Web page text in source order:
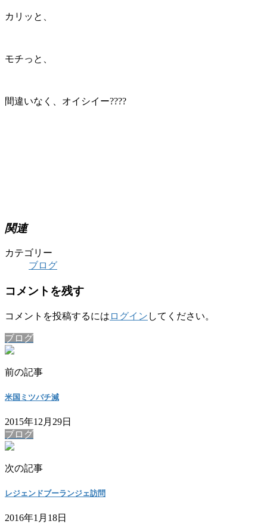
カリッと、
モチっと、
間違いなく、オイシイー????
関連
カテゴリー
ブログ
コメントを残す
コメントを投稿するには ログイン してください。
ブログ
前の記事
米国ミツバチ減
2015年12月29日
ブログ
次の記事
レジェンドブーランジェ訪問
2016年1月18日